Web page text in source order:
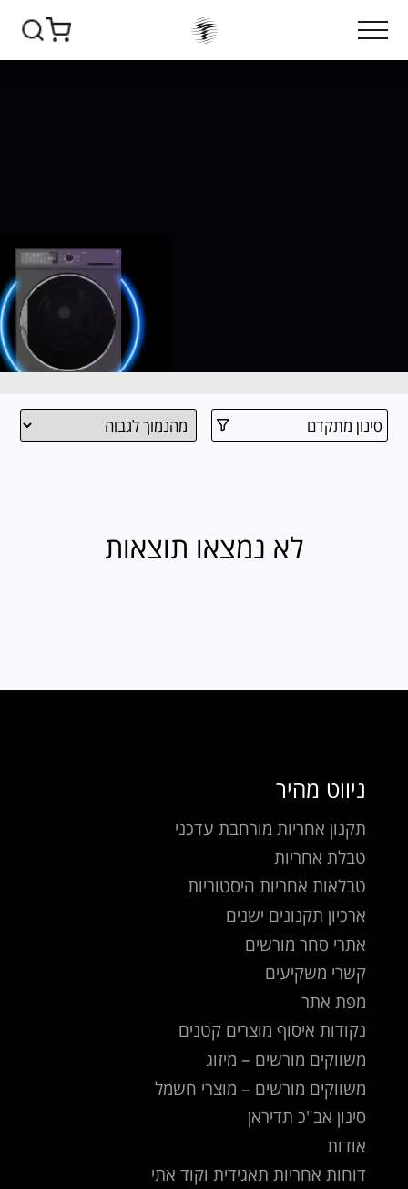
סינון מתקדם
לא נמצאו תוצאות
ניווט מהיר
תקנון אחריות מורחבת עדכני
טבלת אחריות
טבלאות אחריות היסטוריות
ארכיון תקנונים ישנים
אתרי סחר מורשים
קשרי משקיעים
מפת אתר
נקודות איסוף מוצרים קטנים
משווקים מורשים – מיזוג
משווקים מורשים – מוצרי חשמל
סינון אב"כ תדיראן
אודות
דוחות אחריות תאגידית וקוד אתי